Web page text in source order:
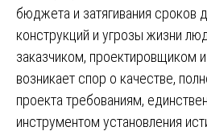
бюджета и затягивания сроков
конструкций и угрозы жизни
заказчиком, проектировщиком
возникает спор о качестве,
проекта требованиям,
инструментом установления